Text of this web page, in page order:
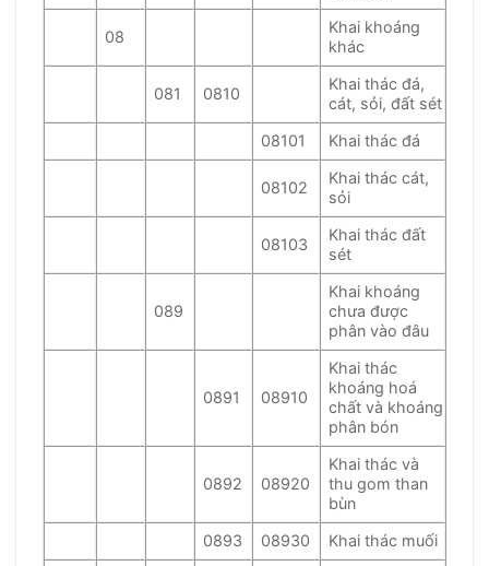
08
Khai khoáng
khác
081 0810
Khai thác đá,
cát, sỏi, đất sét
08101
Khai thác đá
08102
Khai thác cát,
sỏi
08103
Khai thác đất
sét
089
Khai khoáng
chưa được
phân vào đâu
0891 08910
Khai thác
khoáng hoá
chất và khoáng
phân bón
0892 08920
Khai thác và
thu gom than
bùn
0893
08930 Khai thác muối